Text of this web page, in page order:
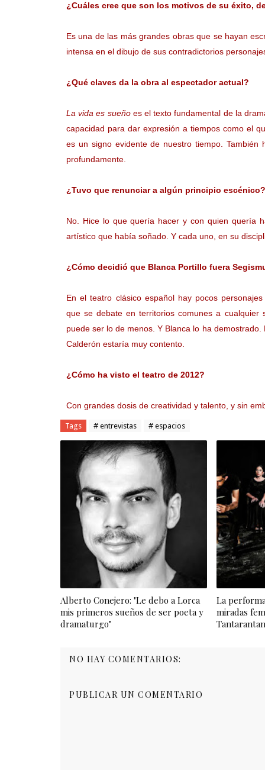
¿Cuáles cree que son los motivos de su éxito,
Es una de las más grandes obras que se hayan
intensa en el dibujo de sus contradictorios
¿Qué claves da la obra al espectador actual?
La vida es sueñoes el texto fundamental de la
capacidad para dar expresión a tiempos como el
es un signo evidente de nuestro tiempo.
profundamente.
¿Tuvo que renunciar a algún principio escénico?
No. Hice lo que quería hacer y con quien quería
artístico que había soñado. Y cada uno, en su
¿Cómo decidió que Blanca Portillo fuera
En el teatro clásico español hay pocos
que se debate en territorios comunes a cualquier
puede ser lo de menos. Y Blanca lo ha
Calderón estaría muy contento.
¿Cómo ha visto el teatro de 2012?
Con grandes dosis de creatividad y talento, y sin
Tags # entrevistas # espacios
Alberto Conejero: "Le debo a Lorca
mis primeros sueños de ser poeta y
dramaturgo"
La
miradas
NO HAY COMENTARIOS:
PUBLICAR UN COMENTARIO